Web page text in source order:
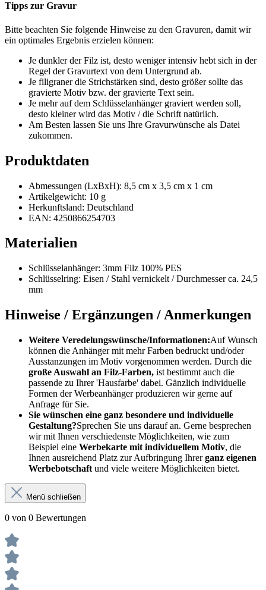
Tipps zur Gravur
Bitte beachten Sie folgende Hinweise zu den Gravuren, damit wir
ein optimales Ergebnis erzielen können:
Je dunkler der Filz ist, desto weniger intensiv hebt sich in der
Regel der Gravurtext von dem Untergrund ab.
Je filigraner die Strichstärken sind, desto größer sollte das
gravierte Motiv bzw. der gravierte Text sein.
Je mehr auf dem Schlüsselanhänger graviert werden soll,
desto kleiner wird das Motiv / die Schrift natürlich.
Am Besten lassen Sie uns Ihre Gravurwünsche als Datei
zukommen.
Produktdaten
Abmessungen (LxBxH): 8,5 cm x 3,5 cm x 1 cm
Artikelgewicht: 10 g
Herkunftsland: Deutschland
EAN: 4250866254703
Materialien
Schlüsselanhänger: 3mm Filz 100% PES
Schlüsselring: Eisen / Stahl vernickelt / Durchmesser ca. 24,5
mm
Hinweise / Ergänzungen / Anmerkungen
Weitere Veredelungswünsche/Informationen:Auf Wunsch
können die Anhänger mit mehr Farben bedruckt und/oder
Ausstanzungen im Motiv vorgenommen werden. Durch die
große Auswahl an Filz-Farben, ist bestimmt auch die
passende zu Ihrer 'Hausfarbe' dabei. Gänzlich individuelle
Formen der Werbeanhänger produzieren wir gerne auf
Anfrage für Sie.
Sie wünschen eine ganz besondere und individuelle
Gestaltung?Sprechen Sie uns darauf an. Gerne besprechen
wir mit Ihnen verschiedenste Möglichkeiten, wie zum
Beispiel eine Werbekarte mit individuellem Motiv, die
Ihnen ausreichend Platz zur Aufbringung Ihrerganz eigenen
Werbebotschaft und viele weitere Möglichkeiten bietet.
Menü schließen
0 von 0 Bewertungen